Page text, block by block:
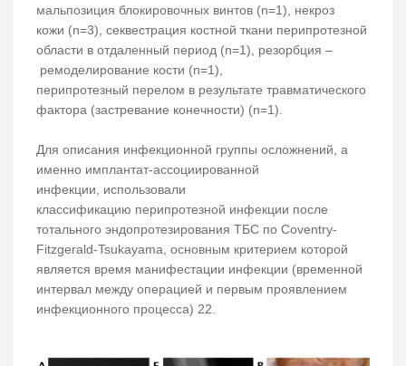
мальпозиция блокировочных винтов (n=1), некроз
кожи (n=3), секвестрация костной ткани перипротезной
области в отдаленный период (n=1), резорбция –
ремоделирование кости (n=1),
перипротезный перелом в результате травматического
фактора (застревание конечности) (n=1).
Для описания инфекционной группы осложнений, а
именно имплантат-ассоциированной
инфекции, использовали
классификацию перипротезной инфекции после
тотального эндопротезирования ТБС по Coventry-
Fitzgerald-Tsukayama, основным критерием которой
является время манифестации инфекции (временной
интервал между операцией и первым проявлением
инфекционного процесса) 22.